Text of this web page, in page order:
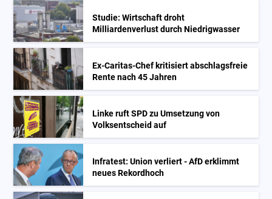
Studie: Wirtschaft droht
Milliardenverlust durch Niedrigwasser
Ex-Caritas-Chef kritisiert abschlagsfreie
Rente nach 45 Jahren
Linke ruft SPD zu Umsetzung von
Volksentscheid auf
Infratest: Union verliert - AfD erklimmt
neues Rekordhoch